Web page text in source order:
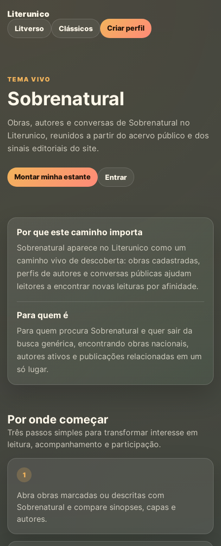
Literunico
Litverso Clássicos Criar perfil
TEMA VIVO
Sobrenatural
Obras, autores e conversas de Sobrenatural no
Literunico, reunidos a partir do acervo público e dos
sinais editoriais do site.
Montar minha estante Entrar
Por que este caminho importa
Sobrenatural aparece no Literunico como um
caminho vivo de descoberta: obras cadastradas,
perfis de autores e conversas públicas ajudam
leitores a encontrar novas leituras por afinidade.
Para quem é
Para quem procura Sobrenatural e quer sair da
busca genérica, encontrando obras nacionais,
autores ativos e publicações relacionadas em um
só lugar.
Por onde começar
Três passos simples para transformar interesse em
leitura, acompanhamento e participação.
1
Abra obras marcadas ou descritas com
Sobrenatural e compare sinopses, capas e
autores.